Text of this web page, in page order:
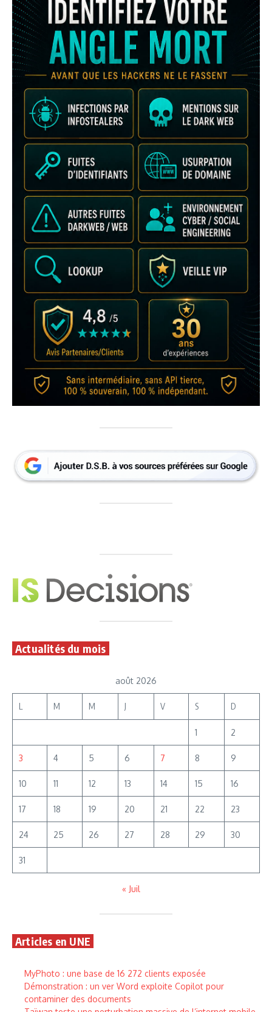
Actualités du mois
août 2026
L M M J V S D
1 2
3 4 5 6 7 8 9
10 11 12 13 14 15 16
17 18 19 20 21 22 23
24 25 26 27 28 29 30
31
« Juil
Articles en UNE
MyPhoto : une base de 16 272 clients exposée
Démonstration : un ver Word exploite Copilot pour
contaminer des documents